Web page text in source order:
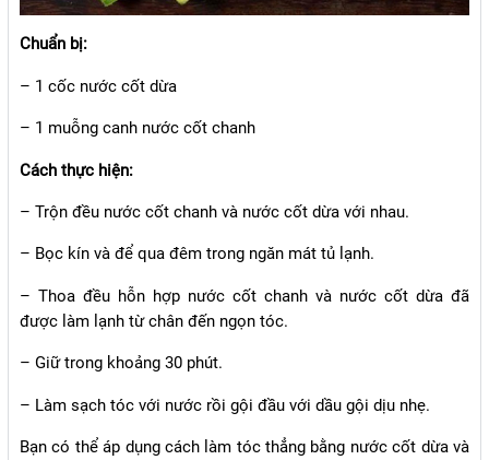
Chuẩn bị:
– 1 cốc nước cốt dừa
– 1 muỗng canh nước cốt chanh
Cách thực hiện:
– Trộn đều nước cốt chanh và nước cốt dừa với nhau.
– Bọc kín và để qua đêm trong ngăn mát tủ lạnh.
– Thoa đều hỗn hợp nước cốt chanh và nước cốt dừa đã
được làm lạnh từ chân đến ngọn tóc.
– Giữ trong khoảng 30 phút.
– Làm sạch tóc với nước rồi gội đầu với dầu gội dịu nhẹ.
Bạn có thể áp dụng cách làm tóc thẳng bằng nước cốt dừa và